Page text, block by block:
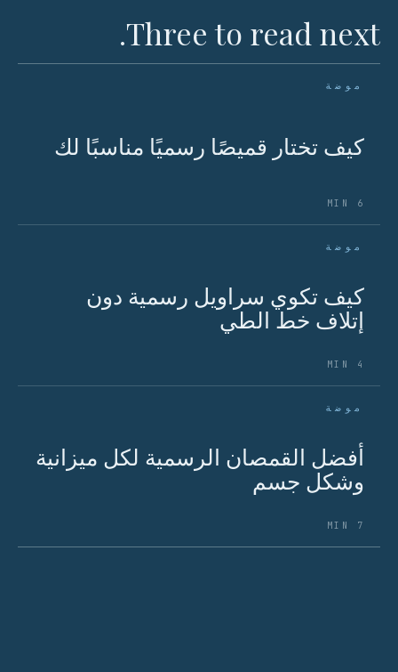
Three to read next.
موضة
كيف تختار قميصًا رسميًا مناسبًا لك
6 MIN
موضة
كيف تكوي سراويل رسمية دون
إتلاف خط الطي
4 MIN
موضة
أفضل القمصان الرسمية لكل ميزانية
وشكل جسم
7 MIN